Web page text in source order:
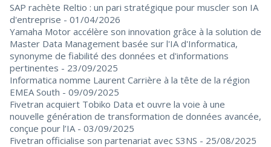
SAP rachète Reltio : un pari stratégique pour muscler son IA
d'entreprise - 01/04/2026
Yamaha Motor accélère son innovation grâce à la solution de
Master Data Management basée sur l'IA d'Informatica,
synonyme de fiabilité des données et d'informations
pertinentes - 23/09/2025
Informatica nomme Laurent Carrière à la tête de la région
EMEA South - 09/09/2025
Fivetran acquiert Tobiko Data et ouvre la voie à une
nouvelle génération de transformation de données avancée,
conçue pour l’IA - 03/09/2025
Fivetran officialise son partenariat avec S3NS - 25/08/2025